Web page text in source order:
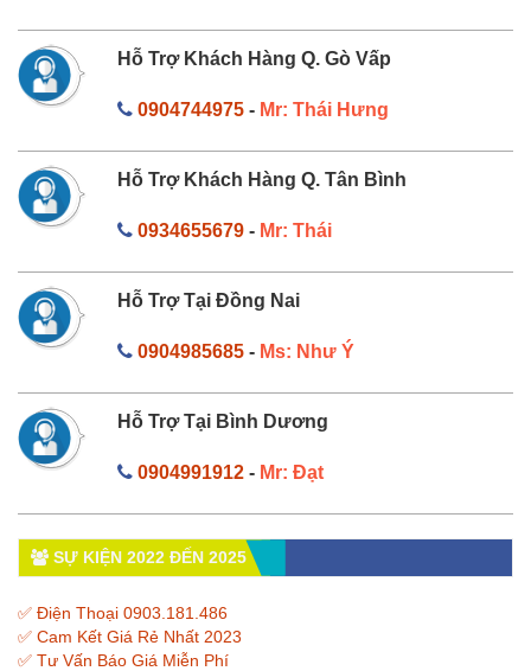
Hỗ Trợ Khách Hàng Q. Gò Vấp
0904744975- Mr: Thái Hưng
Hỗ Trợ Khách Hàng Q. Tân Bình
0934655679- Mr: Thái
Hỗ Trợ Tại Đồng Nai
0904985685- Ms: Như Ý
Hỗ Trợ Tại Bình Dương
0904991912- Mr: Đạt
SỰ KIỆN 2022 ĐẾN 2025
✅ Điện Thoại 0903.181.486
✅ Cam Kết Giá Rẻ Nhất 2023
✅ Tư Vấn Báo Giá Miễn Phí